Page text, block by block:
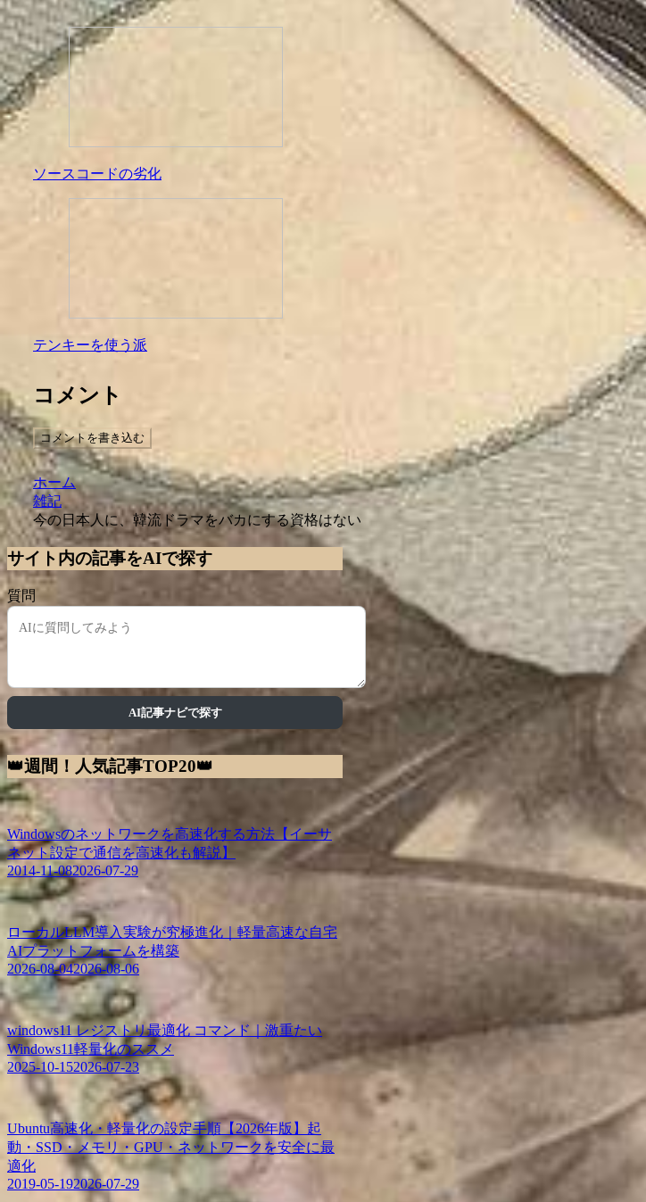
ソースコードの劣化
テンキーを使う派
コメント
コメントを書き込む
ホーム
雑記
今の日本人に、韓流ドラマをバカにする資格はない
サイト内の記事をAIで探す
質問
AI記事ナビで探す
👑週間！人気記事TOP20👑
Windowsのネットワークを高速化する方法【イーサ
ネット設定で通信を高速化も解説】
2014-11-082026-07-29
ローカルLLM導入実験が究極進化｜軽量高速な自宅
AIプラットフォームを構築
2026-08-042026-08-06
windows11 レジストリ最適化 コマンド｜激重たい
Windows11軽量化のススメ
2025-10-152026-07-23
Ubuntu高速化・軽量化の設定手順【2026年版】起
動・SSD・メモリ・GPU・ネットワークを安全に最
適化
2019-05-192026-07-29